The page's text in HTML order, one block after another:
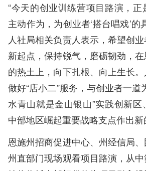
“今天的创业训练营项目路演，正
主动作为，为创业者‘搭台唱戏’的
人社局相关负责人表示，希望创
新起点，保持锐气，磨砺韧劲，
的热土上，向下扎根、向上生长
做好“店小二”服务，与创业者一道
水青山就是金山银山”实践创新
中部地区崛起重要战略支点作出新
恩施州招商促进中心、州经信局
州直部门现场观看项目路演，从